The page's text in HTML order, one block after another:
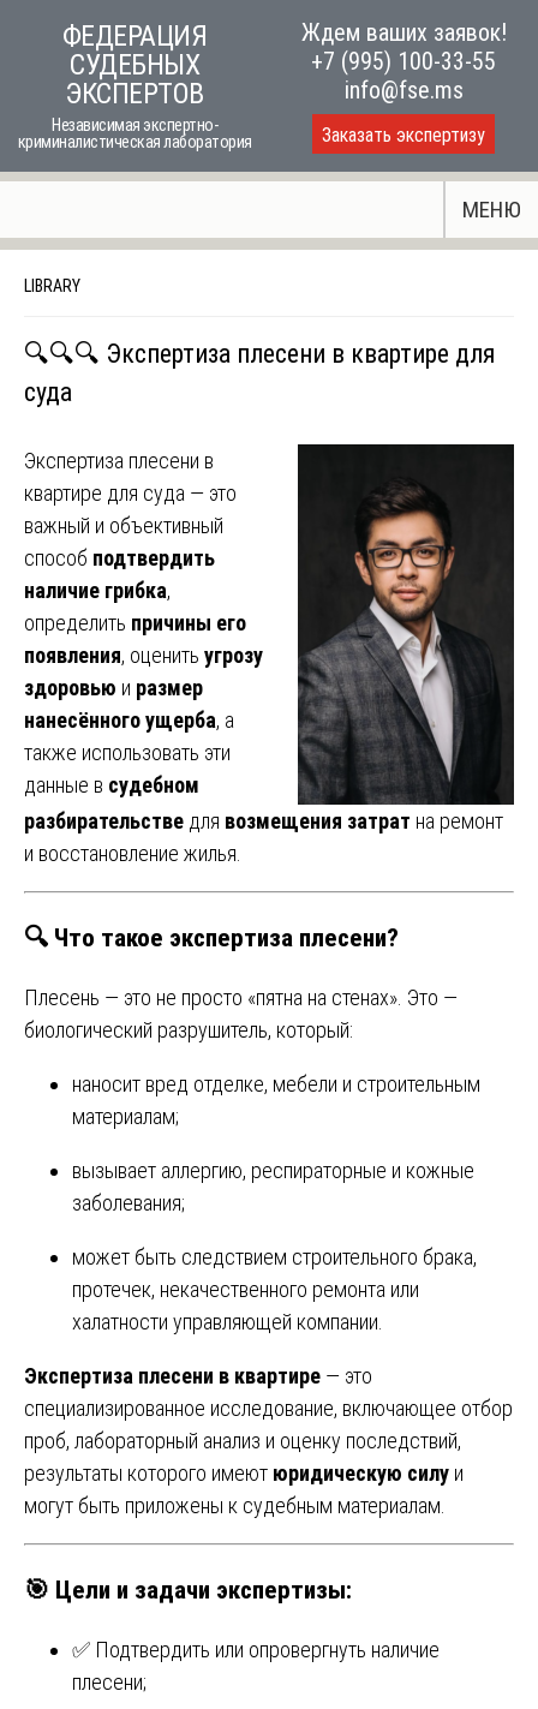
ФЕДЕРАЦИЯ
СУДЕБНЫХ
ЭКСПЕРТОВ
Независимая экспертно-
криминалистическая лаборатория
Ждем ваших заявок!
+7 (995) 100-33-55
info@fse.ms
Заказать экспертизу
МЕНЮ
LIBRARY
🔍🔍🔍 Экспертиза плесени в квартире для
суда
Экспертиза плесени в
квартире для суда — это
важный и объективный
способ подтвердить
наличие грибка,
определить причины его
появления, оценить угрозу
здоровью и размер
нанесённого ущерба, а
также использовать эти
данные в судебном
разбирательстве для возмещения затрат на ремонт
и восстановление жилья.
🔍 Что такое экспертиза плесени?
Плесень — это не просто «пятна на стенах». Это —
биологический разрушитель, который:
наносит вред отделке, мебели и строительным
материалам;
вызывает аллергию, респираторные и кожные
заболевания;
может быть следствием строительного брака,
протечек, некачественного ремонта или
халатности управляющей компании.
Экспертиза плесени в квартире — это
специализированное исследование, включающее отбор
проб, лабораторный анализ и оценку последствий,
результаты которого имеют юридическую силу и
могут быть приложены к судебным материалам.
🎯 Цели и задачи экспертизы:
✅ Подтвердить или опровергнуть наличие
плесени;